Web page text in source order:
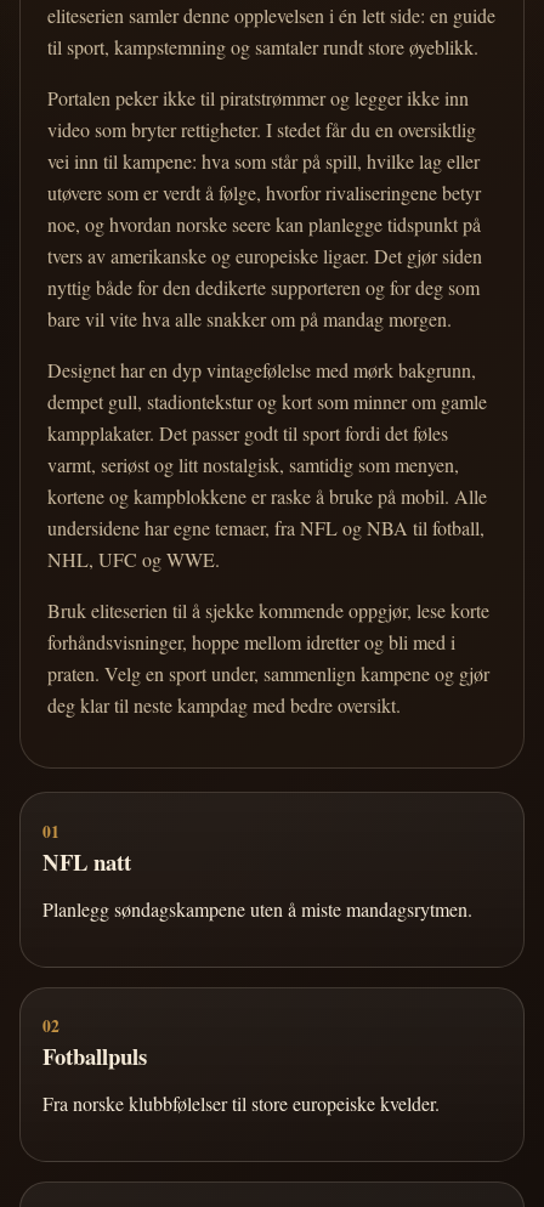
eliteserien samler denne opplevelsen i én lett side: en guide
til sport, kampstemning og samtaler rundt store øyeblikk.
Portalen peker ikke til piratstrømmer og legger ikke inn
video som bryter rettigheter. I stedet får du en oversiktlig
vei inn til kampene: hva som står på spill, hvilke lag eller
utøvere som er verdt å følge, hvorfor rivaliseringene betyr
noe, og hvordan norske seere kan planlegge tidspunkt på
tvers av amerikanske og europeiske ligaer. Det gjør siden
nyttig både for den dedikerte supporteren og for deg som
bare vil vite hva alle snakker om på mandag morgen.
Designet har en dyp vintagefølelse med mørk bakgrunn,
dempet gull, stadiontekstur og kort som minner om gamle
kampplakater. Det passer godt til sport fordi det føles
varmt, seriøst og litt nostalgisk, samtidig som menyen,
kortene og kampblokkene er raske å bruke på mobil. Alle
undersidene har egne temaer, fra NFL og NBA til fotball,
NHL, UFC og WWE.
Bruk eliteserien til å sjekke kommende oppgjør, lese korte
forhåndsvisninger, hoppe mellom idretter og bli med i
praten. Velg en sport under, sammenlign kampene og gjør
deg klar til neste kampdag med bedre oversikt.
01
NFL natt
Planlegg søndagskampene uten å miste mandagsrytmen.
02
Fotballpuls
Fra norske klubbfølelser til store europeiske kvelder.